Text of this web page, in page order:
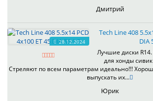
Дмитрий
28.12.2024
Tech Line 408
DIA
Лучшие диски
для хонды
Стреляют по всем параметрам идеально!!!
выпускать их...
Юрик